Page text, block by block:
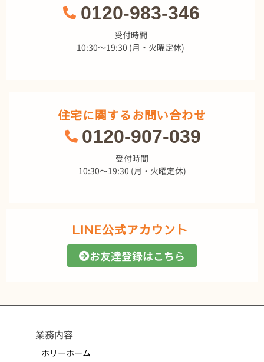
0120-983-346
受付時間
10:30～19:30 (月・火曜定休)
住宅に関するお問い合わせ
0120-907-039
受付時間
10:30～19:30 (月・火曜定休)
LINE公式アカウント
お友達登録はこちら
業務内容
ホリーホーム